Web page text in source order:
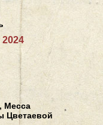
Месса
Цветаевой